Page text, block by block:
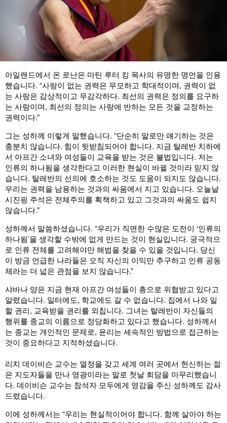
아일랜드에서 온 로난은 마틴 루터 킹 목사의 유명한 명언을 인용
했습니다. “사랑이 없는 권력은 무모하고 학대적이며, 권력이 없
는 사랑은 감상적이고 무감각하다. 최선의 권력은 정의를 요구하
는 사랑이며, 최선의 정의는 사랑에 반하는 모든 것을 교정하는
권력이다.”
그는 성하께 이렇게 말했습니다. “단순히 말로만 얘기하는 것은
충분치 않습니다. 힘이 뒷받침되어야 합니다. 지금 탈레반 치하에
서 아프간 소녀와 여성들이 교육을 받는 것은 불법입니다. 저는
인류의 하나됨을 생각한다고 이러한 현실이 바뀔 것이라 믿지 않
습니다. 탈레반의 선의에 호소하는 것도 도움이 되지도 않습니다.
우리는 권력을 남용하는 것과의 싸움에서 지고 있습니다. 오늘날
시진핑 주석은 전체주의를 획책하고 있고 그것과의 싸움도 쉽지
않습니다.”
성하께서 말씀하셨습니다. “우리가 직면한 수많은 도전이 ‘인류의
하나됨’을 생각할 수밖에 없게 만드는 것이 현실입니다. 궁극적으
로 인류 전체를 고려해야만 해법을 찾을 수 있을 것입니다. 당신
이 방금 언급한 나라들은 오직 자신의 이익만 추구하고 인류 공동
체라는 더 넓은 관점을 보지 않습니다.”
샤바나 양은 지금 현재 아프간 여성들이 총으로 위협받고 있다고
알렸습니다. 일터에도, 학교에도 갈 수 없습니다. 집에서 나와 일
할 권리, 교육받을 권리를 외칩니다. 그녀는 탈레반이 자신들의
행위를 종교의 이름으로 정당화하고 있다고 했습니다. 성하께서
는 종교는 개인적인 문제로, 윤리는 세속적인 방법으로 접근하는
것이 중요하다고 지적하셨습니다.
리치 데이비슨 교수는 열정을 갖고 세계 여러 곳에서 헌신하는 젊
은 지도자들을 만나 영광이라는 말로 첫날 회담을 마무리했습니
다. 데이비슨 교수는 참석자 모두에게 영감을 주신 성하께도 감사
드렸습니다.
이에 성하께서는 “우리는 현실적이어야 합니다. 함께 살아야 하는